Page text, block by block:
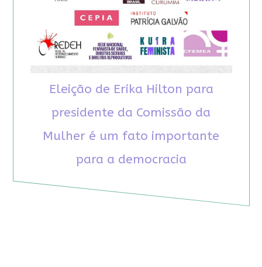
Eleição de Erika Hilton para
presidente da Comissão da
Mulher é um fato importante
para a democracia